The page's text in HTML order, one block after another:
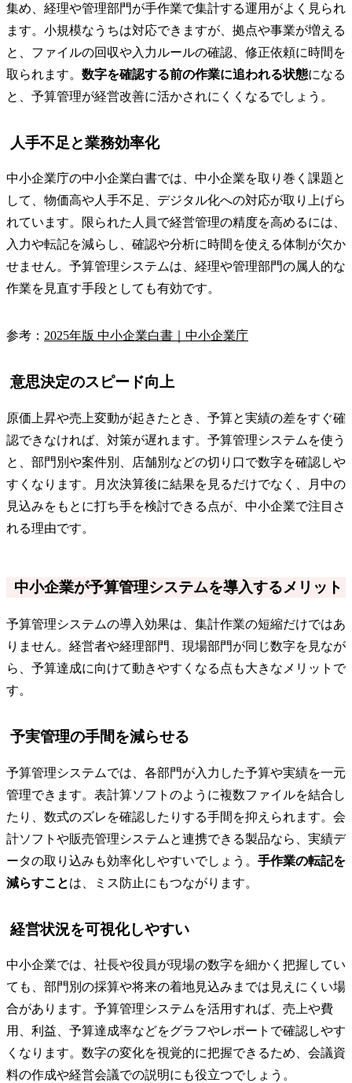
集め、経理や管理部門が手作業で集計する運用がよく見られ
ます。小規模なうちは対応できますが、拠点や事業が増える
と、ファイルの回収や入力ルールの確認、修正依頼に時間を
取られます。 数字を確認する前の作業に追われる状態になる
と、予算管理が経営改善に活かされにくくなるでしょう。
人手不足と業務効率化
中小企業庁の中小企業白書では、中小企業を取り巻く課題と
して、物価高や人手不足、デジタル化への対応が取り上げら
れています。限られた人員で経営管理の精度を高めるには、
入力や転記を減らし、確認や分析に時間を使える体制が欠か
せません。予算管理システムは、経理や管理部門の属人的な
作業を見直す手段としても有効です。
参考： 2025年版 中小企業白書｜中小企業庁
意思決定のスピード向上
原価上昇や売上変動が起きたとき、予算と実績の差をすぐ確
認できなければ、対策が遅れます。予算管理システムを使う
と、部門別や案件別、店舗別などの切り口で数字を確認しや
すくなります。月次決算後に結果を見るだけでなく、月中の
見込みをもとに打ち手を検討できる点が、中小企業で注目さ
れる理由です。
中小企業が予算管理システムを導入するメリット
予算管理システムの導入効果は、集計作業の短縮だけではあ
りません。経営者や経理部門、現場部門が同じ数字を見なが
ら、予算達成に向けて動きやすくなる点も大きなメリットで
す。
予実管理の手間を減らせる
予算管理システムでは、各部門が入力した予算や実績を一元
管理できます。表計算ソフトのように複数ファイルを結合し
たり、数式のズレを確認したりする手間を抑えられます。会
計ソフトや販売管理システムと連携できる製品なら、実績デ
ータの取り込みも効率化しやすいでしょう。 手作業の転記を
減らすことは、ミス防止にもつながります。
経営状況を可視化しやすい
中小企業では、社長や役員が現場の数字を細かく把握してい
ても、部門別の採算や将来の着地見込みまでは見えにくい場
合があります。予算管理システムを活用すれば、売上や費
用、利益、予算達成率などをグラフやレポートで確認しやす
くなります。数字の変化を視覚的に把握できるため、会議資
料の作成や経営会議での説明にも役立つでしょう。